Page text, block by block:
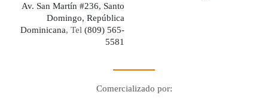
Av. San Martín #236, Santo
Domingo, República
Dominicana, Tel (809) 565-
5581
Comercializado por: